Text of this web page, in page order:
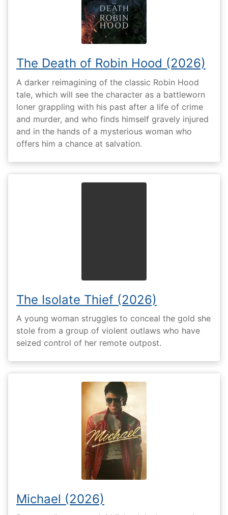
The Death of Robin Hood (2026)
A darker reimagining of the classic Robin Hood
tale, which will see the character as a battleworn
loner grappling with his past after a life of crime
and murder, and who finds himself gravely injured
and in the hands of a mysterious woman who
offers him a chance at salvation.
The Isolate Thief (2026)
A young woman struggles to conceal the gold she
stole from a group of violent outlaws who have
seized control of her remote outpost.
Michael (2026)